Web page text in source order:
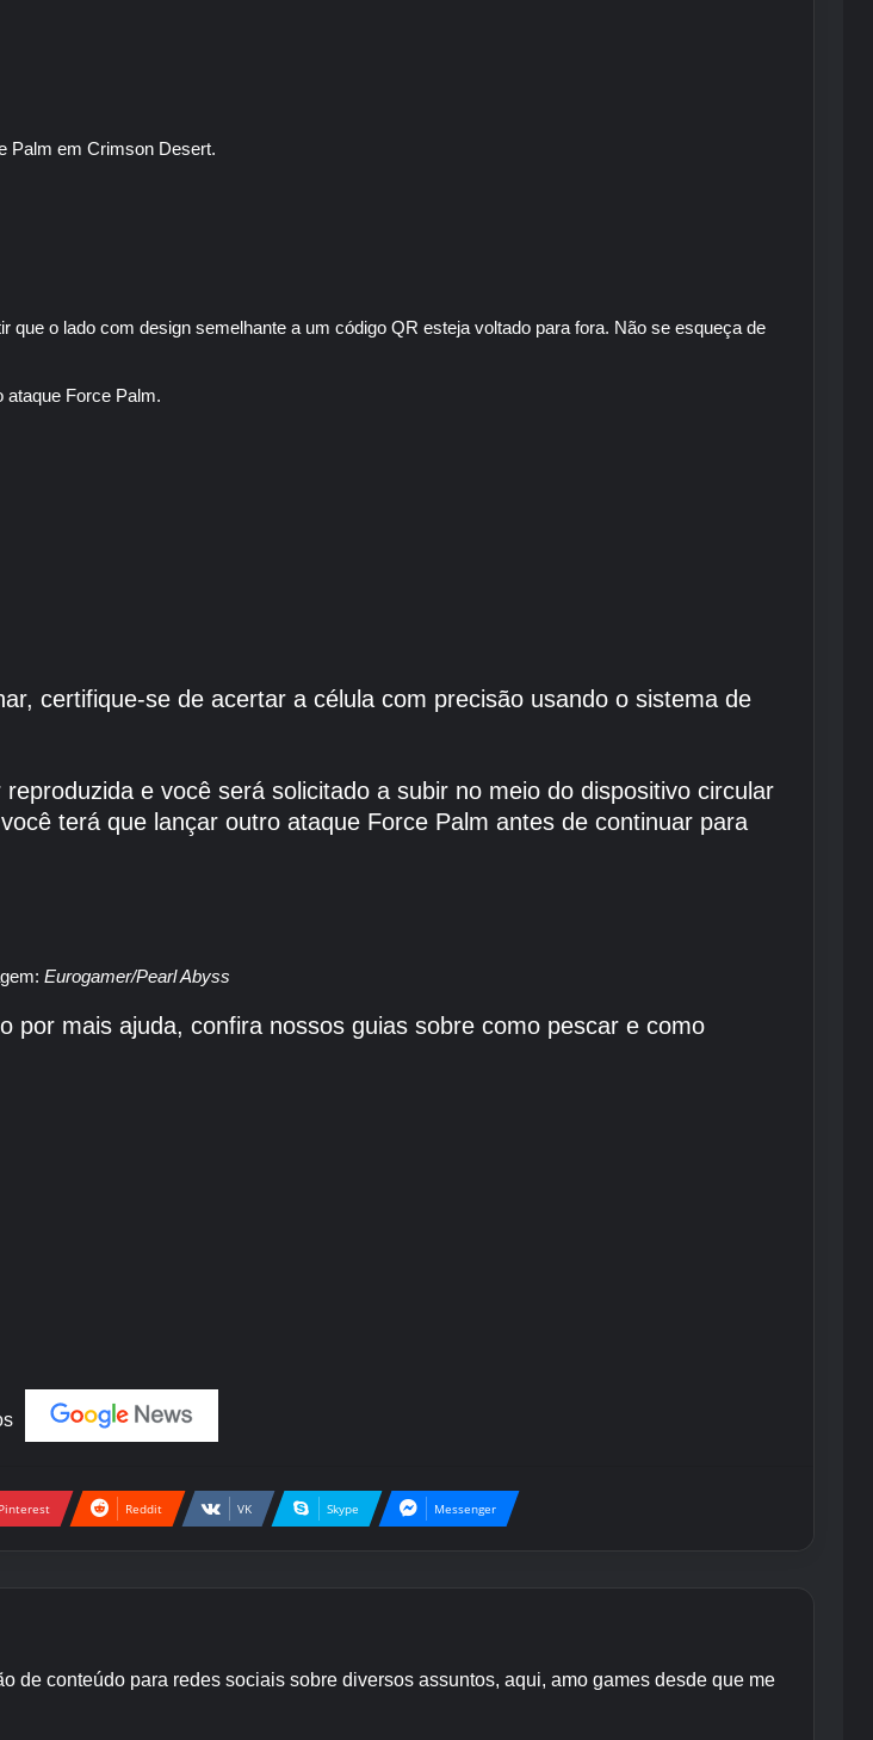
que o lado com design semelhante a um código QR esteja voltado para fora. Não se esqueça de
ataque Force Palm.
certifique-se de acertar a célula com precisão usando o sistema de
e você será solicitado a subir no meio do dispositivo circular
terá que lançar outro ataque Force Palm antes de continuar para
Eurogamer/Pearl Abyss
por mais ajuda, confira nossos guias sobre como pescar e como
Pinterest Reddit VK Skype Messenger
de conteúdo para redes sociais sobre diversos assuntos, aqui, amo games desde que me